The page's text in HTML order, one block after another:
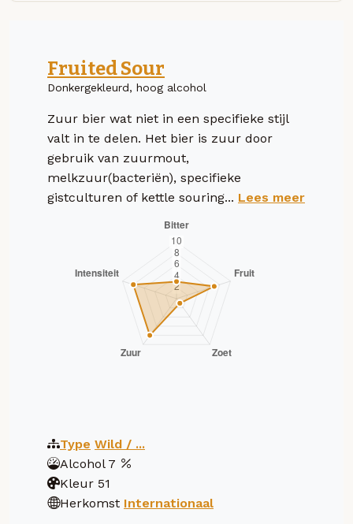
Fruited Sour
Donkergekleurd, hoog alcohol
Zuur bier wat niet in een specifieke stijl
valt in te delen. Het bier is zuur door
gebruik van zuurmout,
melkzuur(bacteriën), specifieke
gistculturen of kettle souring... Lees meer
Type Wild / ...
Alcohol 7
Kleur 51
Herkomst Internationaal